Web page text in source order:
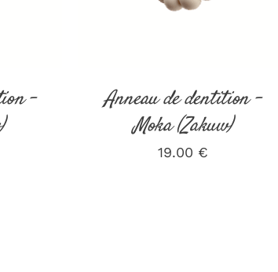
–
Anneau de dentition –
Moka (Zakuw)
19.00 €